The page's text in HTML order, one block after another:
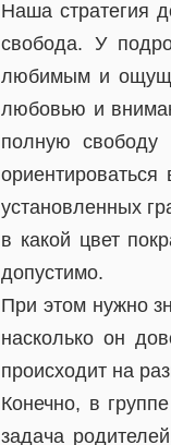
Наша стратегия
свобода. У
любимым и
любовью и
полную свободу
установленных
в какой цвет
допустимо.
При этом нужно
насколько он
происходит на
Конечно, в
задача